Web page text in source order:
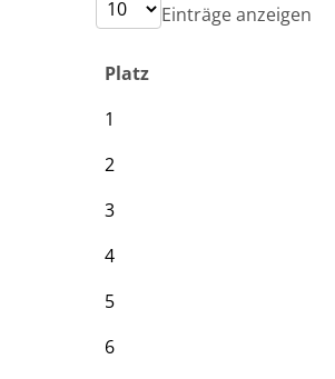
Einträge anzeigen
Platz
1
2
3
4
5
6